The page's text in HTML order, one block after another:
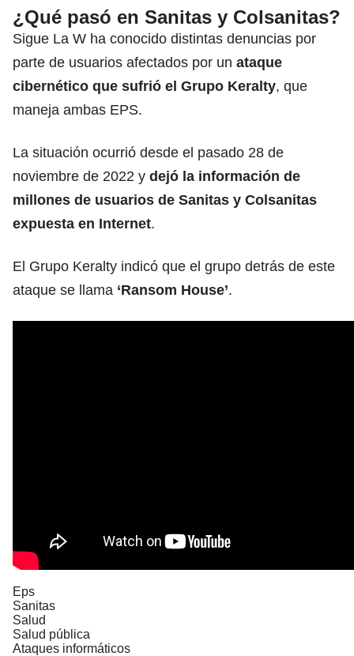
¿Qué pasó en Sanitas y Colsanitas?
Sigue La W ha conocido distintas denuncias por
parte de usuarios afectados por un ataque
cibernético que sufrió el Grupo Keralty, que
maneja ambas EPS.
La situación ocurrió desde el pasado 28 de
noviembre de 2022 y dejó la información de
millones de usuarios de Sanitas y Colsanitas
expuesta en Internet.
El Grupo Keralty indicó que el grupo detrás de este
ataque se llama ‘Ransom House’.
Eps
Sanitas
Salud
Salud pública
Ataques informáticos